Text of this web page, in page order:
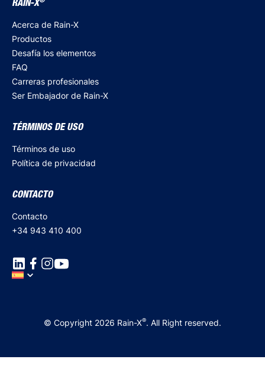
RAIN-X
Acerca de Rain-X
Productos
Desafía los elementos
FAQ
Carreras profesionales
Ser Embajador de Rain-X
TÉRMINOS DE USO
Términos de uso
Política de privacidad
CONTACTO
Contacto
+34 943 410 400
© Copyright 2026 Rain-X®. All Right reserved.